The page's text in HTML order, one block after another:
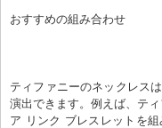
おすすめの組み合わせ
ティファニーのネックレス
演出できます。例えば、テ
ア リンク ブレスレットを